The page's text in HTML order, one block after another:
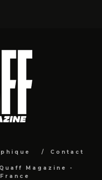
Contact
Magazine -